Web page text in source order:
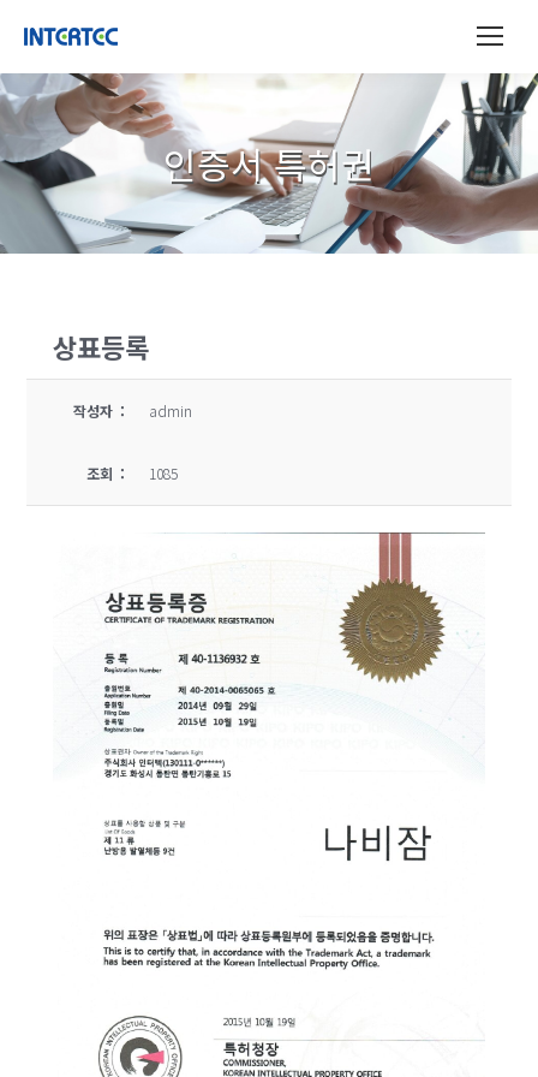
인증서 특허권
상표등록
작성자 : admin
조회 : 1085